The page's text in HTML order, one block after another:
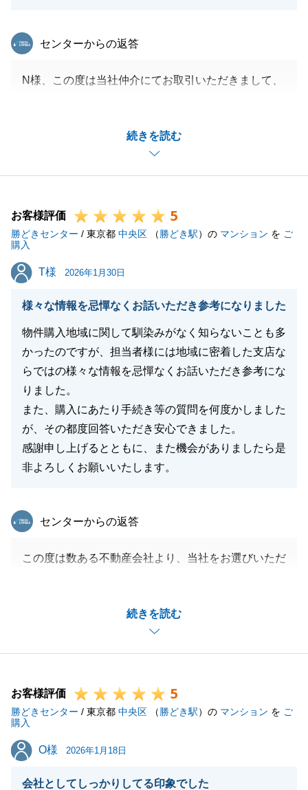
続きを読む
東急リバブル
センターからの返答
N様、この度は当社仲介にてお取引いただきまして、
今後もお困りのことがございましたら、お気軽にお申
し付けくださいませ。
お客様評価 5
勝どきセンター / 東京都 中央区 （ 勝どき駅）の マンション を ご
購入
T様
T様 2026年1月30日
様々な情報を忌憚なくお話いただき参考になりました
物件購入地域に関して馴染みがなく知らないことも多
かったのですが、担当者様には地域に密着した支店な
らではの様々な情報を忌憚なくお話いただき参考にな
りました。
また、購入にあたり手続き等の質問を何度かしました
が、その都度回答いただき安心できました。
感謝申し上げるとともに、また機会がありましたら是
非よろしくお願いいたします。
続きを読む
東急リバブル
センターからの返答
この度は数ある不動産会社より、当社をお選びいただ
す。T様の良きパートナーとなれますよう、日々精進
して参ります。引き続きよろしくお願いいたします。
閉じる
お客様評価 5
勝どきセンター / 東京都 中央区 （ 勝どき駅）の マンション を ご
購入
O様
O様 2026年1月18日
会社としてしっかりしてる印象でした